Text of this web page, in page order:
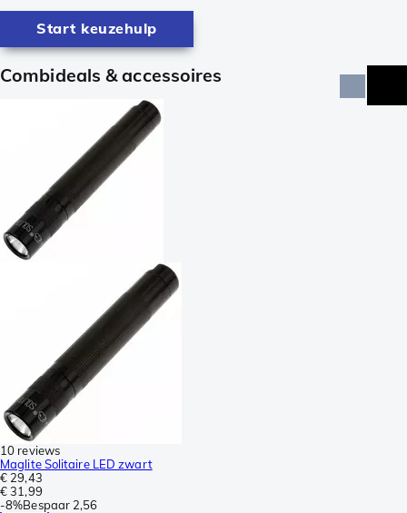
Start keuzehulp
Combideals & accessoires
10 reviews
Maglite Solitaire LED zwart
€ 29,43
€ 31,99
-8%Bespaar 2,56